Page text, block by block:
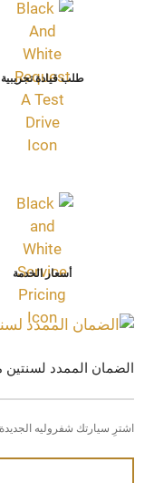
طلب قيادة تجريبية
أسعار الخدمة
الضمان الممدد لسنتين
اشترِ سيارتك شفروليه الجديدة